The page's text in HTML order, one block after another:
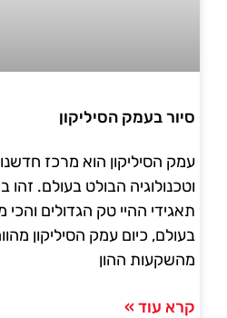
סיור בעמק הסיליקון
עמק הסיליקון הוא מרכז
וטכנולוגיה הבולט בעולם. זהו
תאגידי ההיי טק הגדולים והכי
בעולם, כיום עמק הסיליקון
מהשקעות ההון
קרא עוד »